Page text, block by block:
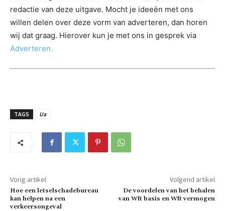
redactie van deze uitgave. Mocht je ideeën met ons
willen delen over deze vorm van adverteren, dan horen
wij dat graag. Hierover kun je met ons in gesprek via
Adverteren.
TAGS Ua
Vorig artikel
Hoe een letselschadebureau
kan helpen na een
verkeersongeval
Volgend artikel
De voordelen van het behalen
van Wft basis en Wft vermogen